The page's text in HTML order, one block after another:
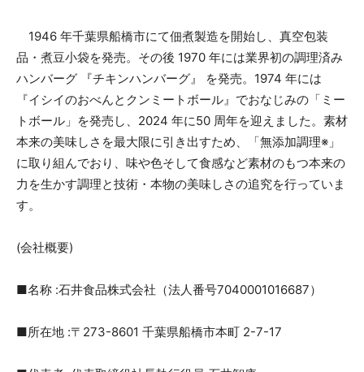
1946 年千葉県船橋市にて佃煮製造を開始し、真空包装
品・煮豆小袋を発売。その後 1970 年には業界初の調理済み
ハンバーグ 『チキンハンバーグ』 を発売。1974 年には
『イシイのおべんとクンミートボール』でおなじみの「ミー
トボール」を発売し、2024 年に50 周年を迎えました。素材
本来の美味しさを最大限に引き出すため、「無添加調理※」
に取り組んでおり、味や色そして食感など素材のもつ本来の
力を生かす調理と技術・本物の美味しさの追究を行っていま
す。
(会社概要)
■名称 :石井食品株式会社（法人番号7040001016687）
■所在地 :〒273-8601 千葉県船橋市本町 2-7-17